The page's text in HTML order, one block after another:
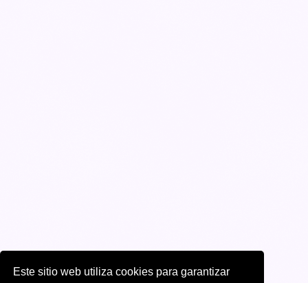
Este sitio web utiliza cookies para garantizar